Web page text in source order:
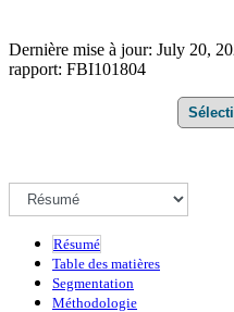
Dernière mise à jour: July 20,
rapport: FBI101804
Résumé
Table des matières
Segmentation
Méthodologie